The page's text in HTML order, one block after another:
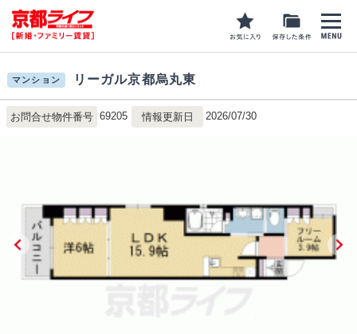
マンション リーガル京都烏丸東
お問合せ物件番号 69205 情報更新日 2026/07/30